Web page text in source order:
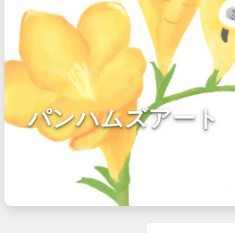
パンハムズアート